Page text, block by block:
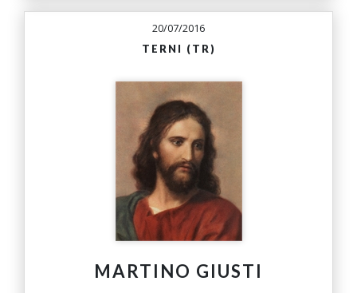
20/07/2016
TERNI (TR)
MARTINO GIUSTI